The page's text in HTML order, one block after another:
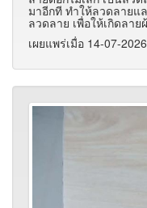
มาอีกที ทำให้ลวดลาย
ลวดลาย เพื่อให้เกิดลาย
เผยแพร่เมื่อ 14-07-